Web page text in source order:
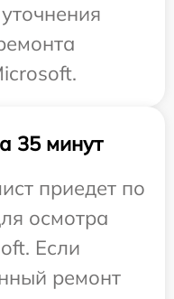
35 минут
приедет по
осмотра
Если
ремонт